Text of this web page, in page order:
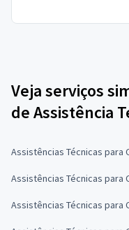
Veja serviços
de Assistência
Assistências Técnicas para
Assistências Técnicas para
Assistências Técnicas para